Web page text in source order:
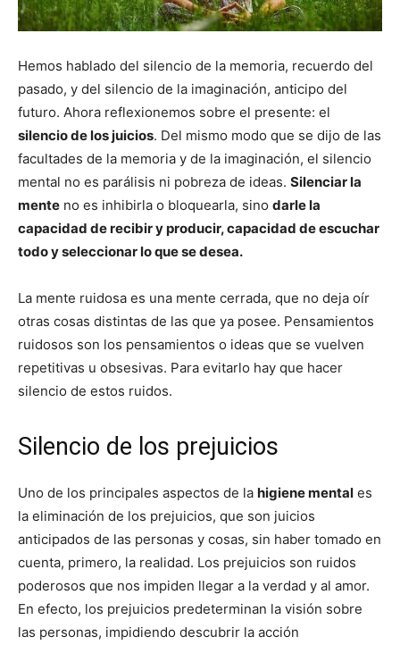
Hemos hablado del silencio de la memoria, recuerdo del
pasado, y del silencio de la imaginación, anticipo del
futuro. Ahora reflexionemos sobre el presente: el
silencio de los juicios. Del mismo modo que se dijo de las
facultades de la memoria y de la imaginación, el silencio
mental no es parálisis ni pobreza de ideas. Silenciar la
mente no es inhibirla o bloquearla, sino darle la
capacidad de recibir y producir, capacidad de escuchar
todo y seleccionar lo que se desea.
La mente ruidosa es una mente cerrada, que no deja oír
otras cosas distintas de las que ya posee. Pensamientos
ruidosos son los pensamientos o ideas que se vuelven
repetitivas u obsesivas. Para evitarlo hay que hacer
silencio de estos ruidos.
Silencio de los prejuicios
Uno de los principales aspectos de la higiene mental es
la eliminación de los prejuicios, que son juicios
anticipados de las personas y cosas, sin haber tomado en
cuenta, primero, la realidad. Los prejuicios son ruidos
poderosos que nos impiden llegar a la verdad y al amor.
En efecto, los prejuicios predeterminan la visión sobre
las personas, impidiendo descubrir la acción